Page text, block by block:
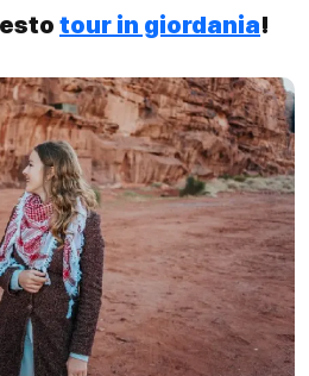
tour in giordania!